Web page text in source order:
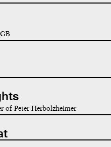
of Peter Herbolzheimer